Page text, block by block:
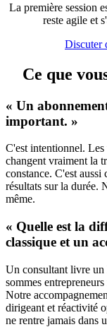
La première session
reste agile et
Discuter
Ce que
« Un
important. »
C'est intentionnel.
changent vraiment la
constance. C'est aussi
résultats sur la durée.
même.
« Quelle est la
classique et un
Un consultant livre un
sommes
Notre
dirigeant et réactivité
ne rentre jamais dans